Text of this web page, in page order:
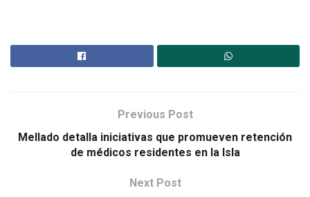
Previous Post
Mellado detalla iniciativas que promueven retención
de médicos residentes en la Isla
Next Post